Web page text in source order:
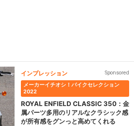
インプレッション
Sponsored
メーカーイチオシ！バイクセレクション
2022
ROYAL ENFIELD CLASSIC 350：金
属パーツ多用のリアルなクラシック感
が所有感をグンっと高めてくれる